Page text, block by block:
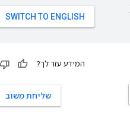
המידע עזר לך?
שליחת משוב